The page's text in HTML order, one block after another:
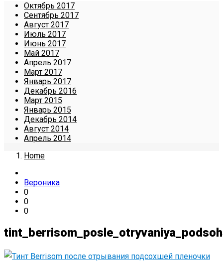
Октябрь 2017
Сентябрь 2017
Август 2017
Июль 2017
Июнь 2017
Май 2017
Апрель 2017
Март 2017
Январь 2017
Декабрь 2016
Март 2015
Январь 2015
Декабрь 2014
Август 2014
Апрель 2014
Home
Вероника
0
0
0